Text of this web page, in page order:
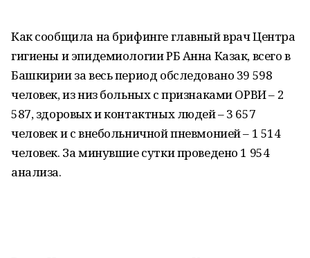
Как сообщила на брифинге главный врач Центра
гигиены и эпидемиологии РБ Анна Казак, всего в
Башкирии за весь период обследовано 39 598
человек, из низ больных с признаками ОРВИ – 2
587, здоровых и контактных людей – 3 657
человек и с внебольничной пневмонией – 1 514
человек. За минувшие сутки проведено 1 954
анализа.